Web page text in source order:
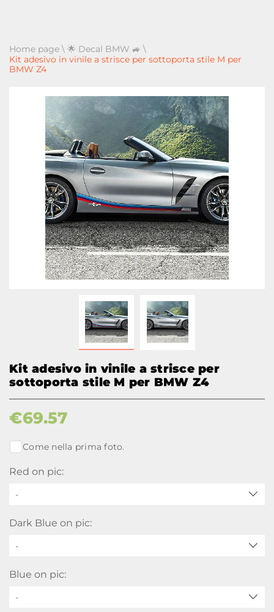
Home page \ 🌟 Decal BMW 🚙 \
Kit adesivo in vinile a strisce per sottoporta stile M per
BMW Z4
Kit adesivo in vinile a strisce per
sottoporta stile M per BMW Z4
€69.57
Come nella prima foto.
Red on pic:
-
Dark Blue on pic:
-
Blue on pic:
-